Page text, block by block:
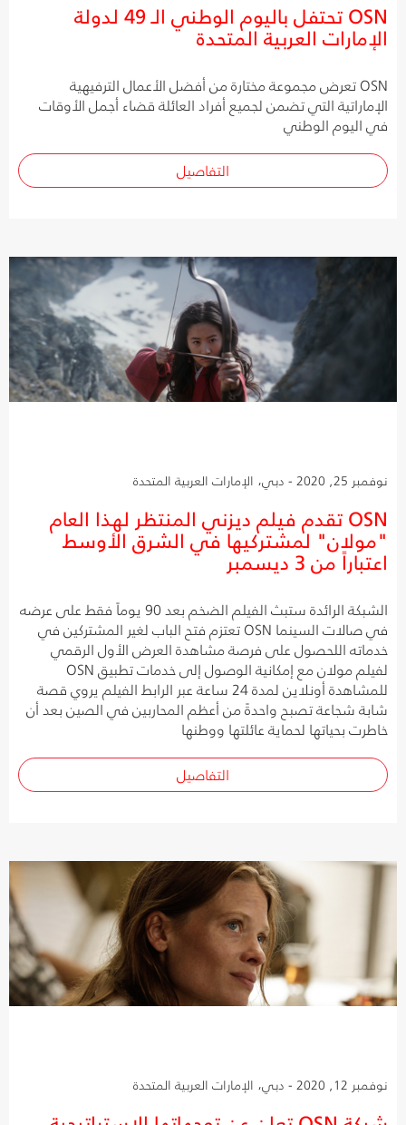
OSN تحتفل باليوم الوطني الـ 49 لدولة
الإمارات العربية المتحدة
OSN تعرض مجموعة مختارة من أفضل الأعمال الترفيهية
الإماراتية التي تضمن لجميع أفراد العائلة قضاء أجمل الأوقات
في اليوم الوطني
التفاصيل
نوفمبر 25, 2020 - دبي، الإمارات العربية المتحدة
OSN تقدم فيلم ديزني المنتظر لهذا العام
"مولان" لمشتركيها في الشرق الأوسط
اعتباراً من 3 ديسمبر
الشبكة الرائدة ستبث الفيلم الضخم بعد 90 يوماً فقط على عرضه
في صالات السينما OSN تعتزم فتح الباب لغير المشتركين في
خدماته اللحصول على فرصة مشاهدة العرض الأول الرقمي
لفيلم مولان مع إمكانية الوصول إلى خدمات تطبيق OSN
للمشاهدة أونلاين لمدة 24 ساعة عبر الرابط الفيلم يروي قصة
شابة شجاعة تصبح واحدةً من أعظم المحاربين في الصين بعد أن
خاطرت بحياتها لحماية عائلتها ووطنها
التفاصيل
نوفمبر 12, 2020 - دبي، الإمارات العربية المتحدة